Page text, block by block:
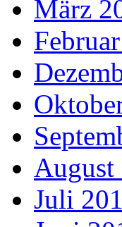
März
August
Juli